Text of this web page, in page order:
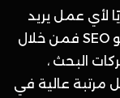
لأي عمل يريد
أن ينجح عبر الإنترنت من أهمية السيو SEO فمن خلال
البحث ،
مرتبة عالية في